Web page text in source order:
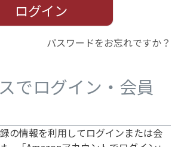
ログイン
パスワードをお忘れですか？
でログイン・会員
の情報を利用してログインまたは会